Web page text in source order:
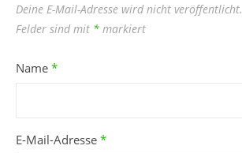
Deine E-Mail-Adresse wird nicht veröffentlicht.
Felder sind mit * markiert
Name *
E-Mail-Adresse *